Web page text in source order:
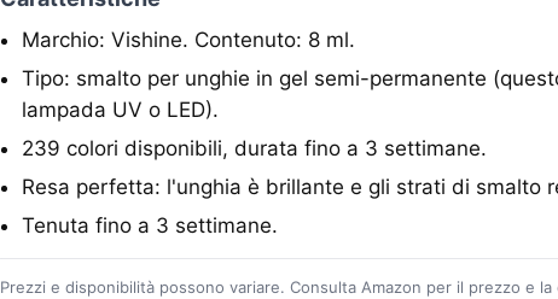
Marchio: Vishine. Contenuto: 8 ml.
Tipo: smalto per unghie in gel semi-permanente
lampada UV o LED).
239 colori disponibili, durata fino a 3 settimane.
Resa perfetta: l'unghia è brillante e gli strati di smalto
Tenuta fino a 3 settimane.
Prezzi e disponibilità possono variare. Consulta Amazon per il prezzo e